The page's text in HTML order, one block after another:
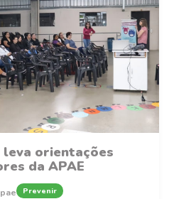
orientações
da APAE
Prevenir